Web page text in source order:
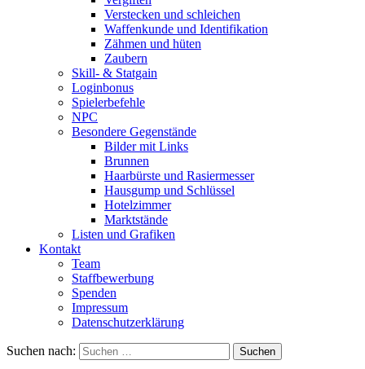
Verstecken und schleichen
Waffenkunde und Identifikation
Zähmen und hüten
Zaubern
Skill- & Statgain
Loginbonus
Spielerbefehle
NPC
Besondere Gegenstände
Bilder mit Links
Brunnen
Haarbürste und Rasiermesser
Hausgump und Schlüssel
Hotelzimmer
Marktstände
Listen und Grafiken
Kontakt
Team
Staffbewerbung
Spenden
Impressum
Datenschutzerklärung
Suchen nach: